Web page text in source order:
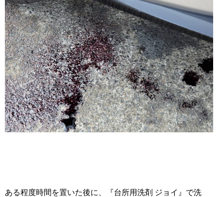
ある程度時間を置いた後に、『台所用洗剤 ジョイ』で洗